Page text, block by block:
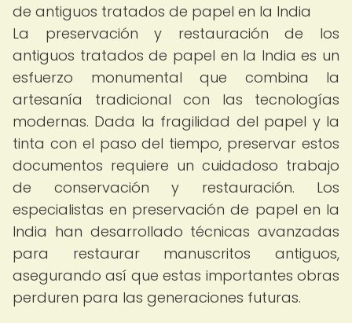
de antiguos tratados de papel en la India
La preservación y restauración de los
antiguos tratados de papel en la India es un
esfuerzo monumental que combina la
artesanía tradicional con las tecnologías
modernas. Dada la fragilidad del papel y la
tinta con el paso del tiempo, preservar estos
documentos requiere un cuidadoso trabajo
de conservación y restauración. Los
especialistas en preservación de papel en la
India han desarrollado técnicas avanzadas
para restaurar manuscritos antiguos,
asegurando así que estas importantes obras
perduren para las generaciones futuras.